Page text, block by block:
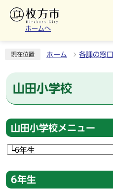
ホームへ
現在位置 ホーム 各課の窓口
山田小学校
山田小学校メニュー
6年生